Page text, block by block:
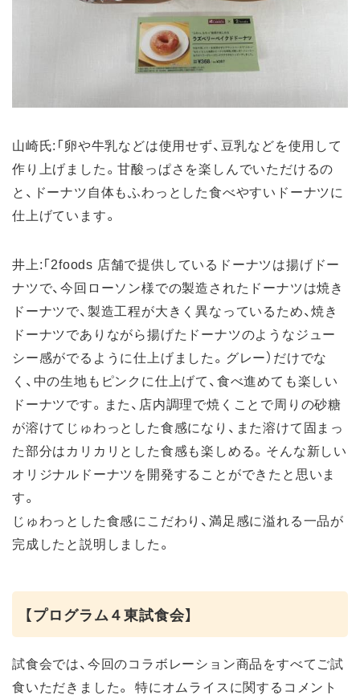
山崎氏:「卵や牛乳などは使用せず、豆乳などを使用して
作り上げました。甘酸っぱさを楽しんでいただけるの
と、ドーナツ自体もふわっとした食べやすいドーナツに
仕上げています。
井上:「2foods 店舗で提供しているドーナツは揚げドー
ナツで、今回ローソン様での製造されたドーナツは焼き
ドーナツで、製造工程が大きく異なっているため、焼き
ドーナツでありながら揚げたドーナツのようなジュー
シー感がでるように仕上げました。グレー）だけでな
く、中の生地もピンクに仕上げて、食べ進めても楽しい
ドーナツです。また、店内調理で焼くことで周りの砂糖
が溶けてじゅわっとした食感になり、また溶けて固まっ
た部分はカリカリとした食感も楽しめる。そんな新しい
オリジナルドーナツを開発することができたと思いま
す。
じゅわっとした食感にこだわり、満足感に溢れる一品が
完成したと説明しました。
【プログラム４東試食会】
試食会では、今回のコラボレーション商品をすべてご試
食いただきました。 特にオムライスに関するコメント